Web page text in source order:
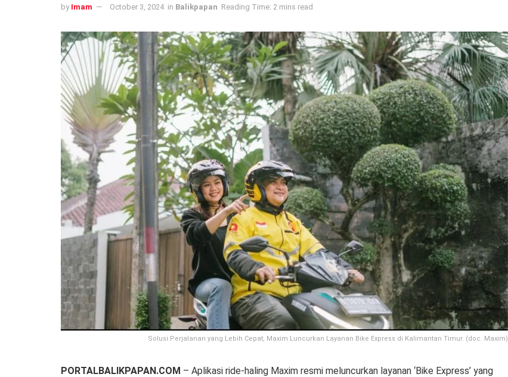
by Imam October 3, 2024 in Balikpapan Reading Time: 2 mins read
Solusi Perjalanan yang Lebih Cepat, Maxim Luncurkan Layanan Bike Express di Kalimantan Timur. (doc. Maxim)
PORTALBALIKPAPAN.COM – Aplikasi ride-haling Maxim resmi meluncurkan layanan ‘Bike Express’ yang